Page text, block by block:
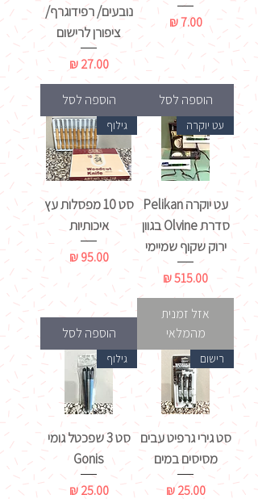
מחיר‏7.00 ‏₪
הוספה לסל
נובעים/ רפידוגרף/
ציפורן לרישום
מחיר‏27.00 ‏₪
הוספה לסל
עט יוקרה
עט יוקרה Pelikan
סדרת Olvine בגוון
ירוק שקוף שמיימי
מחיר
אזל זמנית
מהמלאי
גילוף
סט 10 מפסלות עץ
איכותיות
מחיר‏95.00 ‏₪
הוספה לסל
רישום
סט גירי גרפיט עבים
מסיסים במים
מחיר‏25.00 ‏₪
גילוף
סט 3 שפכטל גומי
Gonis
מחיר‏25.00 ‏₪